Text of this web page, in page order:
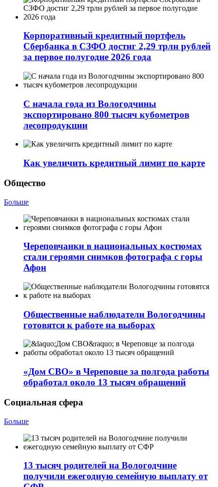
Корпоративный кредитный портфель
Сбербанка в СЗФО достиг 2,29 трлн рублей
за первое полугодие 2026 года
С начала года из Вологодчины
экспортировано 800 тысяч кубометров
лесопродукции
Как увеличить кредитный лимит по карте
Общество
Больше
Череповчанки в национальных костюмах
стали героями снимков фотографа с горы
Афон
Общественные наблюдатели Вологодчины
готовятся к работе на выборах
«Дом СВО» в Череповце за полгода работы
обработал около 13 тысяч обращений
Социальная сфера
Больше
13 тысяч родителей на Вологодчине
получили ежегодную семейную выплату от